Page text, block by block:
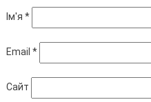
Ім'я *
Email *
Сайт